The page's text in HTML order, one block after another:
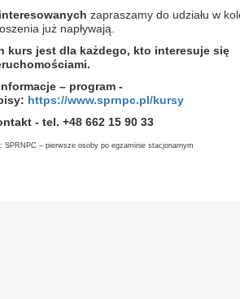
zapraszamy do udziału w
już napływają.
kurs jest dla każdego, kto interesuje się
– program -
https://www.sprnpc.pl/kursy
- tel. +48 662 15 90 33
SPRNPC – pierwsze osoby po egzaminie stacjonarnym